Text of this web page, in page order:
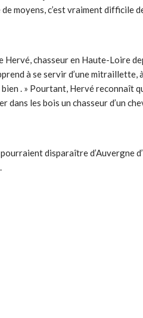
moyens, c’est vraiment
chasseur en Haute-Loire
à se servir d’une
. » Pourtant, Hervé
les bois un chasseur d’un
disparaître d’Auvergne